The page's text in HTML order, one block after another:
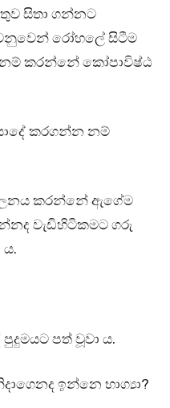
සිතා ගන්නට
රෝහලේ සිටීම
නම් කරන්නේ කෝපාවිෂ්ඨ
කරගන්න නම්
කරන්නේ ඇගේම
වැඩිහිටිකමට ගරු
පත් වූවා ය.
ඉන්නෙ භාග්‍යා?